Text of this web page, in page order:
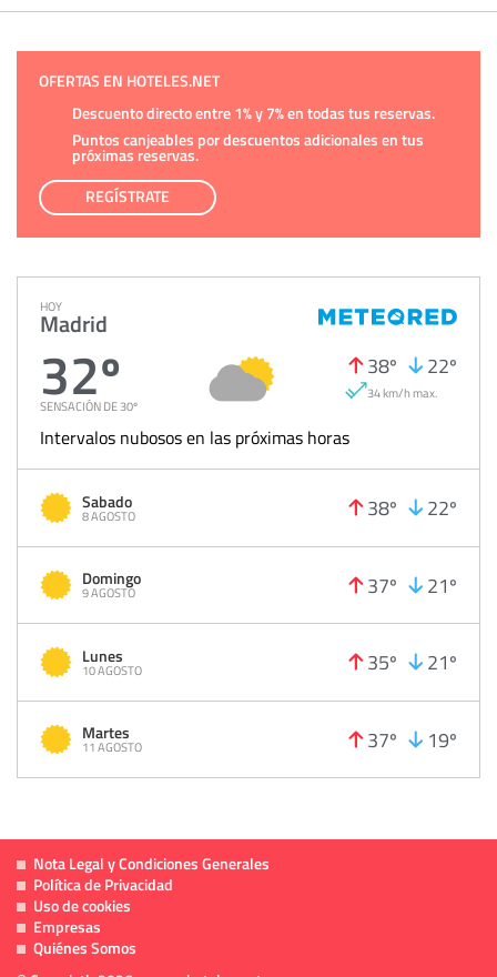
OFERTAS EN HOTELES.NET
Descuento directo entre 1% y 7% en todas tus reservas.
Puntos canjeables por descuentos adicionales en tus
próximas reservas.
REGÍSTRATE
HOY
Madrid
32º
SENSACIÓN DE 30º
38º 22º
34 km/h max.
Intervalos nubosos en las próximas horas
Sabado
8 AGOSTO 38º 22º
Domingo
9 AGOSTO 37º 21º
Lunes
10 AGOSTO 35º 21º
Martes
11 AGOSTO 37º 19º
Nota Legal y Condiciones Generales
Política de Privacidad
Uso de cookies
Empresas
Quiénes Somos